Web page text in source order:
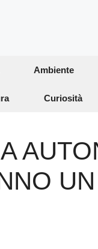
Ambiente
Curiosità